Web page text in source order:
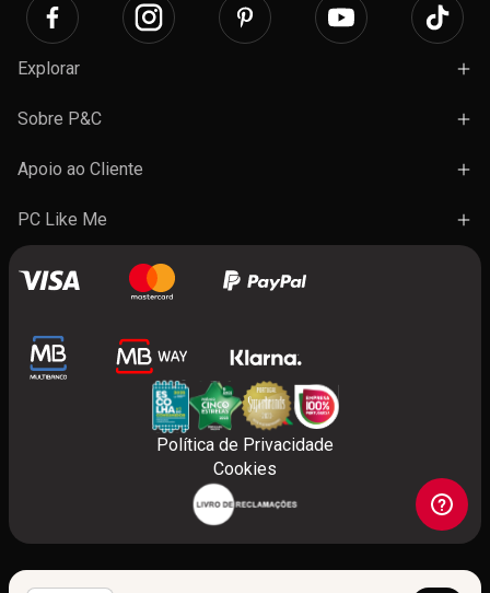
Explorar
Campanhas
Presentes
Sobre P&C
Lojas e Ações
Apoio ao Cliente
Termos e Condições Gerais de Venda
FAQ's
Contactos
PC Like Me
A minha conta
Benefícios do programa
Política de Privacidade
Cookies